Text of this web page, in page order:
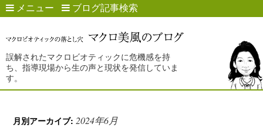
メニュー ブログ記事検索
誤解されたマクロビオティックに危機感を持
ち、指導現場から生の声と現状を発信していま
す。
月別アーカイブ:2024年6月